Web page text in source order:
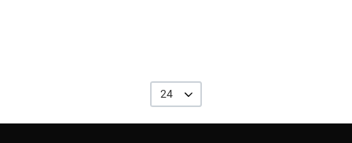
24